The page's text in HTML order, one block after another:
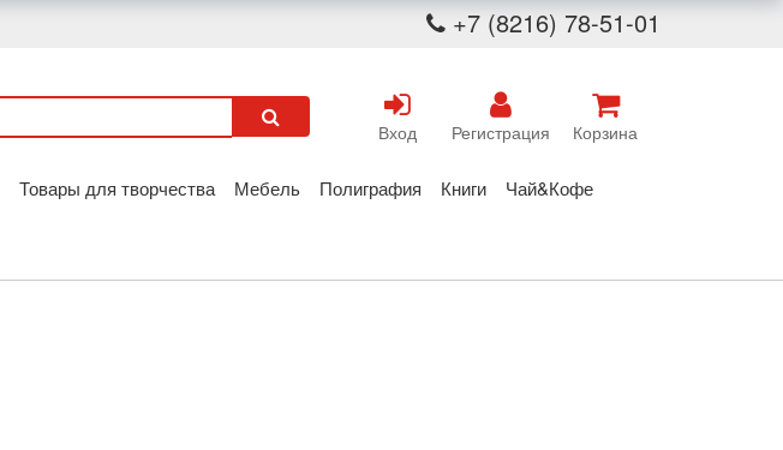
+7 (8216) 78-51-01
Вход Регистрация Корзина
Товары для творчества Мебель Полиграфия Книги Чай&Кофе